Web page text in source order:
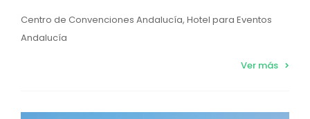
Centro de Convenciones Andalucía, Hotel para Eventos
Andalucía
Ver más